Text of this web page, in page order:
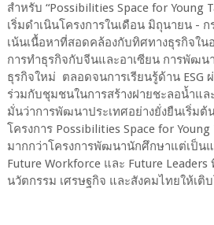
สำหรับ “Possibilities Space for Young
เริ่มดำเนินโครงการในเดือน มิถุนายน -
เน้นเนื้อหาที่สอดคล้องกับทิศทางธุรกิจใ
การทำธุรกิจกับจีนและอาเซียน การพัฒน
ธุรกิจใหม่ ตลอดจนการเรียนรู้ด้าน ESG
ร่วมกับชุมชนในการสร้างฝายชะลอน้ำแล
มั่นว่าการพัฒนาประเทศอย่างยั่งยืนเริ่ม
โครงการ Possibilities Space for
มากกว่าโครงการพัฒนานักศึกษาแต่เป็น
Future Workforce และ Future Leaders
นวัตกรรม เศรษฐกิจ และสังคมไทยให้เติ